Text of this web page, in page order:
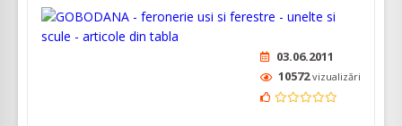
03.06.2011
10572vizualizări